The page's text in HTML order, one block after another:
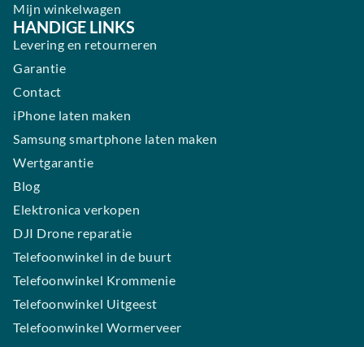
Mijn winkelwagen
HANDIGE LINKS
Levering en retourneren
Garantie
Contact
iPhone laten maken
Samsung smartphone laten maken
Wertgarantie
Blog
Elektronica verkopen
DJI Drone reparatie
Telefoonwinkel in de buurt
Telefoonwinkel Krommenie
Telefoonwinkel Uitgeest
Telefoonwinkel Wormerveer